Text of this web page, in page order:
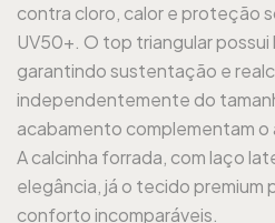
contra cloro, calor e proteção
UV50+. O top triangular possui
garantindo sustentação e
independentemente do
acabamento complementam
A calcinha forrada, com laço
elegância, já o tecido premium
conforto incomparáveis.